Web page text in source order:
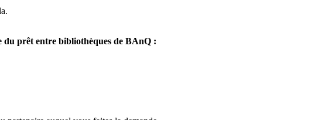
du prêt entre bibliothèques de BAnQ :